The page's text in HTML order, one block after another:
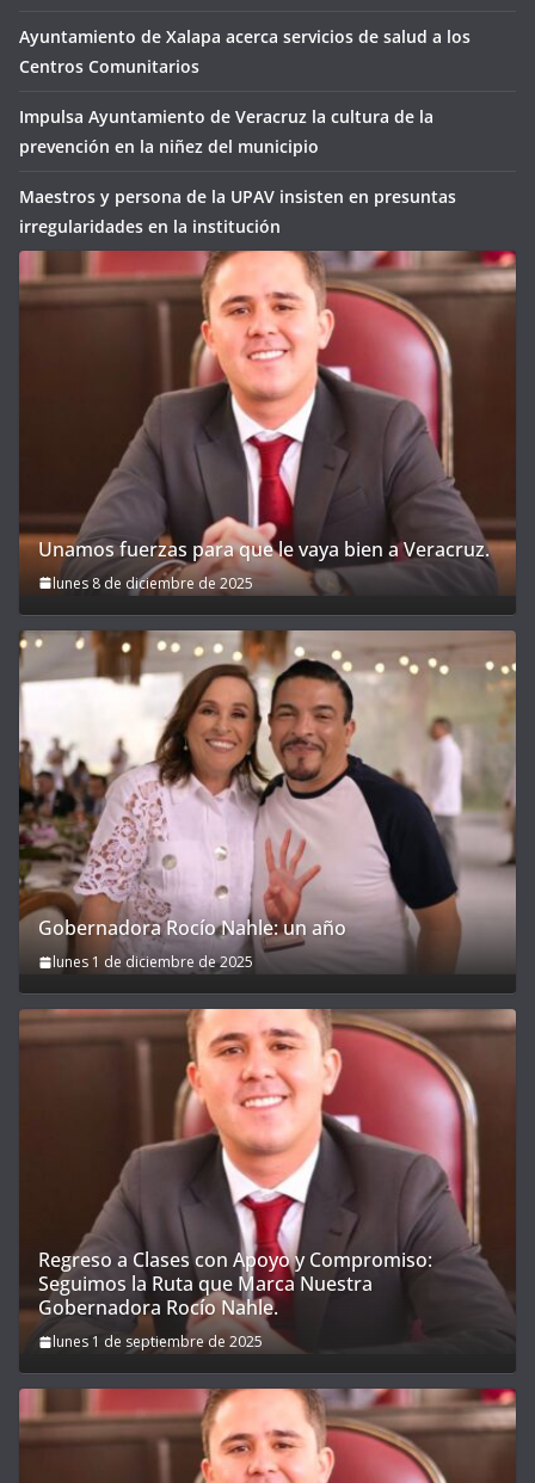
Ayuntamiento de Xalapa acerca servicios de salud a los
Centros Comunitarios
Impulsa Ayuntamiento de Veracruz la cultura de la
prevención en la niñez del municipio
Maestros y persona de la UPAV insisten en presuntas
irregularidades en la institución
Unamos fuerzas para que le vaya bien a Veracruz.
lunes 8 de diciembre de 2025
Gobernadora Rocío Nahle: un año
lunes 1 de diciembre de 2025
Regreso a Clases con Apoyo y Compromiso:
Seguimos la Ruta que Marca Nuestra
Gobernadora Rocío Nahle.
lunes 1 de septiembre de 2025